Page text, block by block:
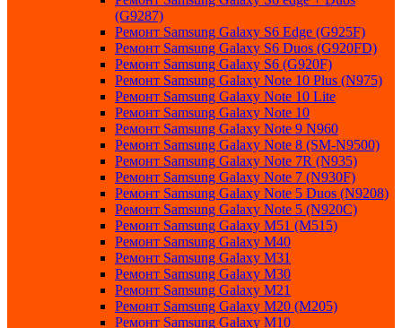
(G9287)
Ремонт Samsung Galaxy S6 Edge (G925F)
Ремонт Samsung Galaxy S6 Duos (G920FD)
Ремонт Samsung Galaxy S6 (G920F)
Ремонт Samsung Galaxy Note 10 Plus (N975)
Ремонт Samsung Galaxy Note 10 Lite
Ремонт Samsung Galaxy Note 10
Ремонт Samsung Galaxy Note 9 N960
Ремонт Samsung Galaxy Note 8 (SM-N9500)
Ремонт Samsung Galaxy Note 7R (N935)
Ремонт Samsung Galaxy Note 7 (N930F)
Ремонт Samsung Galaxy Note 5 Duos (N9208)
Ремонт Samsung Galaxy Note 5 (N920C)
Ремонт Samsung Galaxy M51 (M515)
Ремонт Samsung Galaxy M40
Ремонт Samsung Galaxy M31
Ремонт Samsung Galaxy M30
Ремонт Samsung Galaxy M21
Ремонт Samsung Galaxy M20 (M205)
Ремонт Samsung Galaxy M10